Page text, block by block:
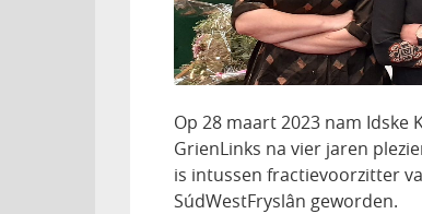
Op 28 maart 2023 nam Idske
GrienLinks na vier jaren
is intussen fractievoorzitter
SúdWestFryslân geworden.